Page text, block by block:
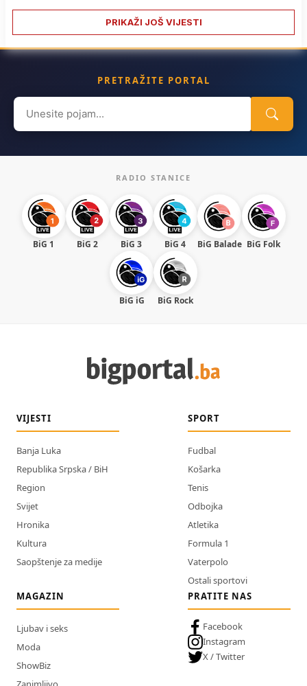
PRIKAŽI JOŠ VIJESTI
PRETRAŽITE PORTAL
Search
for:
RADIO STANICE
BiG 1 BiG 2 BiG 3 BiG 4 BiG Balade BiG Folk
BiG iG BiG Rock
VIJESTI
Banja Luka
Republika Srpska / BiH
Region
Svijet
Hronika
Kultura
Saopštenje za medije
SPORT
Fudbal
Košarka
Tenis
Odbojka
Atletika
Formula 1
Vaterpolo
Ostali sportovi
MAGAZIN
Ljubav i seks
Moda
ShowBiz
PRATITE NAS
Facebook
Instagram
X / Twitter